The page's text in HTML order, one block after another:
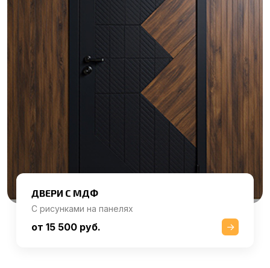
ДВЕРИ С МДФ
С рисунками на панелях
от 15 500 руб.